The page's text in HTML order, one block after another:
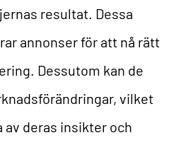
resultat. Dessa
annonser för att nå rätt
Dessutom kan de
vilket
deras insikter och